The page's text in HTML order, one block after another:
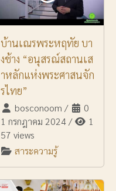
บ้านเณรพระหฤทัย บา
งช้าง “อนุสรณ์สถานเส
าหลักแห่งพระศาสนจัก
รไทย”
bosconoom /
0
1 กรกฎาคม 2024/
1
57 views
สาระความรู้